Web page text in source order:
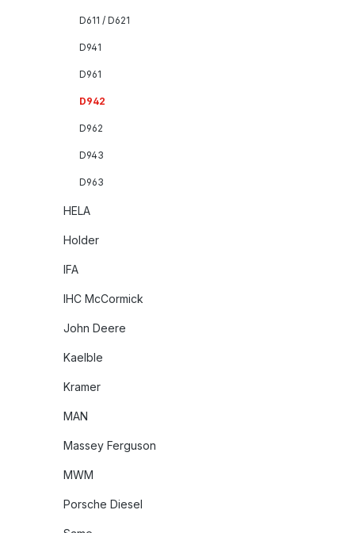
D611 / D621
D941
D961
D942
D962
D943
D963
HELA
Holder
IFA
IHC McCormick
John Deere
Kaelble
Kramer
MAN
Massey Ferguson
MWM
Porsche Diesel